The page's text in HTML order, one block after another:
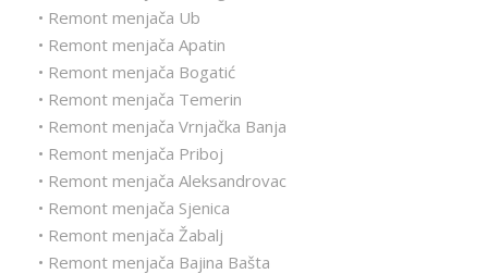
• Remont menjača Ub
• Remont menjača Apatin
• Remont menjača Bogatić
• Remont menjača Temerin
• Remont menjača Vrnjačka Banja
• Remont menjača Priboj
• Remont menjača Aleksandrovac
• Remont menjača Sjenica
• Remont menjača Žabalj
• Remont menjača Bajina Bašta